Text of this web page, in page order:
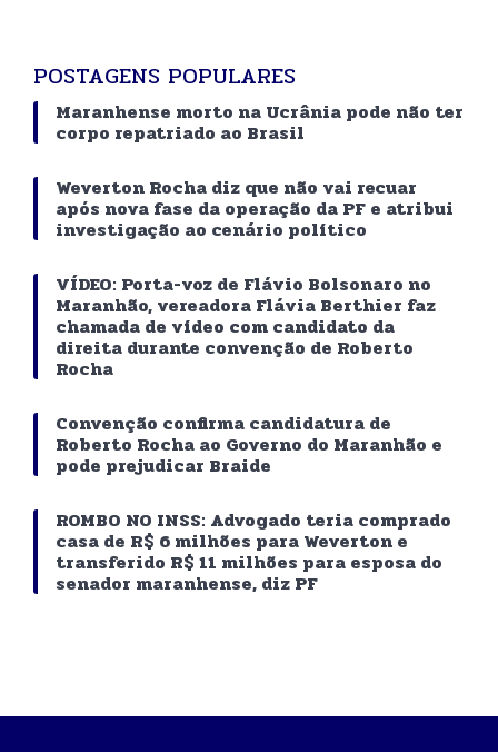
POSTAGENS POPULARES
Maranhense morto na Ucrânia pode não ter
corpo repatriado ao Brasil
Weverton Rocha diz que não vai recuar
após nova fase da operação da PF e atribui
investigação ao cenário político
VÍDEO: Porta-voz de Flávio Bolsonaro no
Maranhão, vereadora Flávia Berthier faz
chamada de vídeo com candidato da
direita durante convenção de Roberto
Rocha
Convenção confirma candidatura de
Roberto Rocha ao Governo do Maranhão e
pode prejudicar Braide
ROMBO NO INSS: Advogado teria comprado
casa de R$ 6 milhões para Weverton e
transferido R$ 11 milhões para esposa do
senador maranhense, diz PF